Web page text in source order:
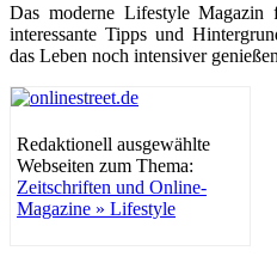
Das moderne Lifestyle
interessante Tipps und
das Leben noch intensiver
Redaktionell ausgewählte
Webseiten zum Thema:
Zeitschriften und Online-
Magazine » Lifestyle